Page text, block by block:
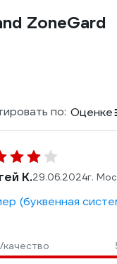
ZoneGard
по: Оценке
К.29.06.2024г.
(буквенная